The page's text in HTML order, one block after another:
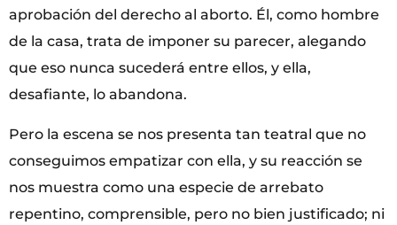
aprobación del derecho al aborto. Él, como hombre
de la casa, trata de imponer su parecer, alegando
que eso nunca sucederá entre ellos, y ella,
desafiante, lo abandona.
Pero la escena se nos presenta tan teatral que no
conseguimos empatizar con ella, y su reacción se
nos muestra como una especie de arrebato
repentino, comprensible, pero no bien justificado; ni